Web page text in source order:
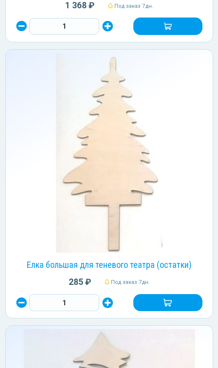
1 368 ₽ Под заказ 7дн.
Елка большая для теневого театра (остатки)
285 ₽ Под заказ 7дн.